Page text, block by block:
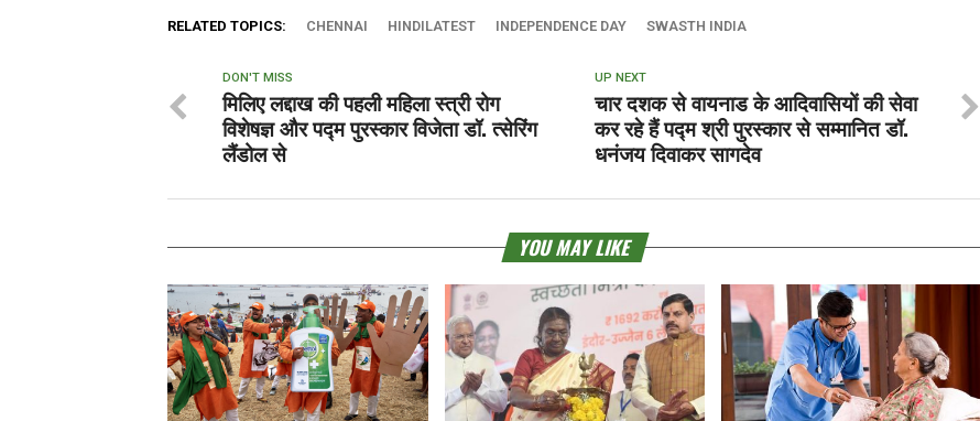
RELATED TOPICS: CHENNAI HINDILATEST INDEPENDENCE DAY SWASTH INDIA
UP NEXT
चार दशक से वायनाड के आदिवासियों की सेवा
कर रहे हैं पद्म श्री पुरस्कार से सम्मानित डॉ.
धनंजय दिवाकर सागदेव
DON'T MISS
मिलिए लद्दाख की पहली महिला स्त्री रोग
विशेषज्ञ और पद्म पुरस्कार विजेता डॉ. त्सेरिंग
लैंडोल से
YOU MAY LIKE